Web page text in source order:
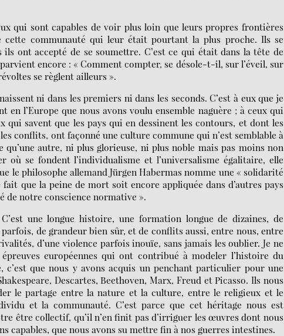
qui sont capables de voir plus loin que leurs propres frontières
communauté qui leur était pourtant la plus proche. Ils se
ils ont accepté de se soumettre. C’est ce qui était dans la tête de
encore : « Comment compter, se désole-t-il, sur l’éveil, sur
se règlent ailleurs ».
ni dans les premiers ni dans les seconds. C’est à eux que je
en l’Europe que nous avons voulu ensemble naguère ; à ceux qui
qui savent que les pays qui en dessinent les contours, et dont les
conflits, ont façonné une culture commune qui n’est semblable à
autre, ni plus glorieuse, ni plus noble mais pas moins non
se fondent l’individualisme et l’universalisme égalitaire, elle
le philosophe allemand Jürgen Habermas nomme une « solidarité
que la peine de mort soit encore appliquée dans d’autres pays
de notre conscience normative ».
une longue histoire, une formation longue de dizaines, de
parfois, de grandeur bien sûr, et de conflits aussi, entre nous, entre
d’une violence parfois inouïe, sans jamais les oublier. Je ne
européennes qui ont contribué à modeler l’histoire du
c’est que nous y avons acquis un penchant particulier pour une
Descartes, Beethoven, Marx, Freud et Picasso. Ils nous
le partage entre la nature et la culture, entre le religieux et le
et la communauté. C’est parce que cet héritage nous est
être collectif, qu’il n’en finit pas d’irriguer les œuvres dont nous
capables, que nous avons su mettre fin à nos guerres intestines.